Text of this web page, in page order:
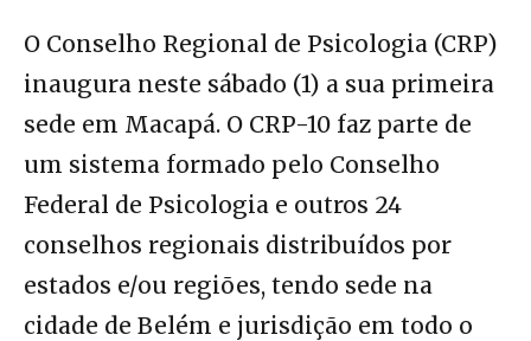
O Conselho Regional de Psicologia (CRP)
inaugura neste sábado (1) a sua primeira
sede em Macapá. O CRP-10 faz parte de
um sistema formado pelo Conselho
Federal de Psicologia e outros 24
conselhos regionais distribuídos por
estados e/ou regiões, tendo sede na
cidade de Belém e jurisdição em todo o